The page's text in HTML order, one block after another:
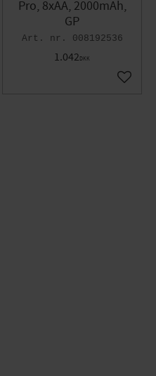
favorit
Pro, 8xAA, 2000mAh,
GP
008192536
1.042DKK
Gem
favorit